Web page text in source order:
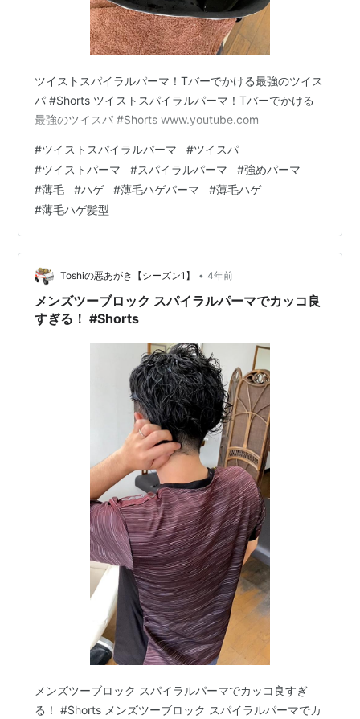
ツイストスパイラルパーマ！Tバーでかける最強のツイス
パ #Shorts ツイストスパイラルパーマ！Tバーでかける
最強のツイスパ #Shorts www.youtube.com
#ツイストスパイラルパーマ #ツイスパ
#ツイストパーマ #スパイラルパーマ #強めパーマ
#薄毛 #ハゲ #薄毛ハゲパーマ #薄毛ハゲ
#薄毛ハゲ髪型
Toshiの悪あがき【シーズン1】 • 4年前
メンズツーブロック スパイラルパーマでカッコ良
すぎる！ #Shorts
メンズツーブロック スパイラルパーマでカッコ良すぎ
る！ #Shorts メンズツーブロック スパイラルパーマでカ